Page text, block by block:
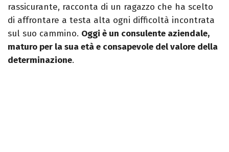
rassicurante, racconta di un ragazzo che ha scelto
di affrontare a testa alta ogni difficoltà incontrata
sul suo cammino. Oggi è un consulente aziendale,
maturo per la sua età e consapevole del valore della
determinazione.